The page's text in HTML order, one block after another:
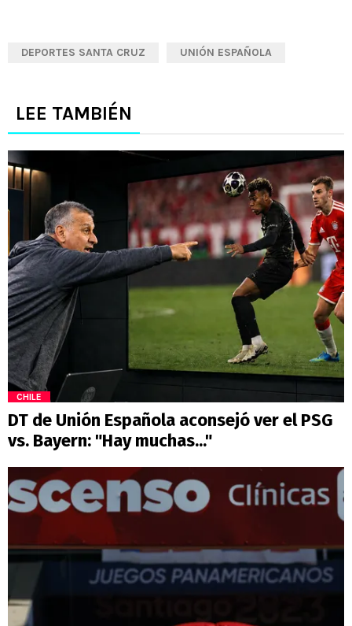
DEPORTES SANTA CRUZ UNIÓN ESPAÑOLA
LEE TAMBIÉN
CHILE
DT de Unión Española aconsejó ver el PSG
vs. Bayern: "Hay muchas..."